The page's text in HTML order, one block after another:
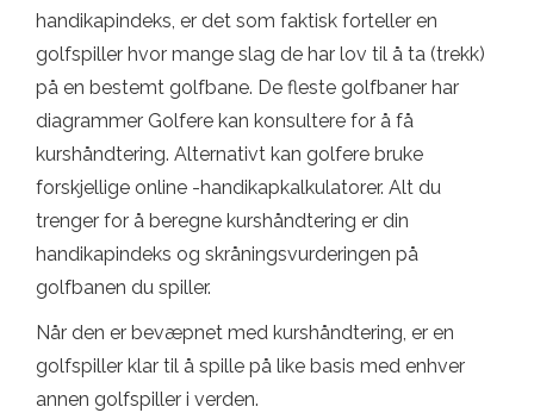
handikapindeks, er det som faktisk forteller en
golfspiller hvor mange slag de har lov til å ta (trekk)
på en bestemt golfbane. De fleste golfbaner har
diagrammer Golfere kan konsultere for å få
kurshåndtering. Alternativt kan golfere bruke
forskjellige online -handikapkalkulatorer. Alt du
trenger for å beregne kurshåndtering er din
handikapindeks og skråningsvurderingen på
golfbanen du spiller.
Når den er bevæpnet med kurshåndtering, er en
golfspiller klar til å spille på like basis med enhver
annen golfspiller i verden.